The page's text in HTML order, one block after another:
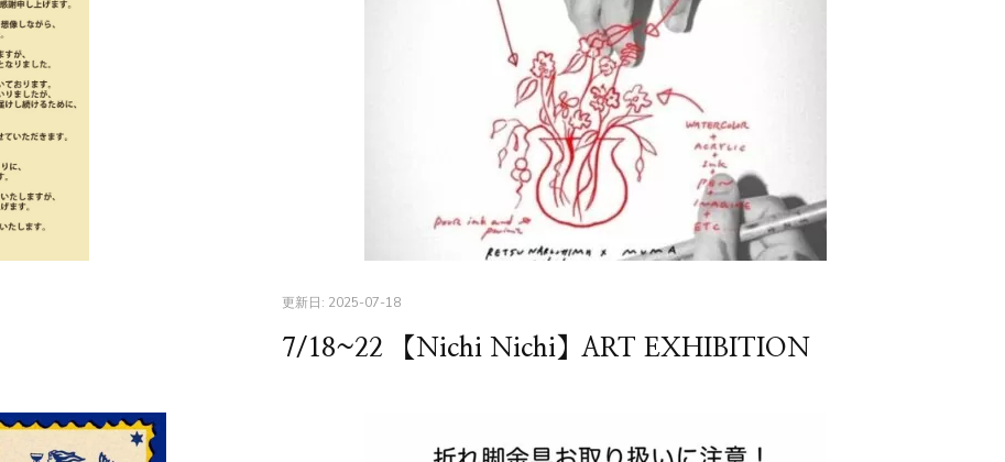
更新日: 2025-07-18
7/18~22 【Nichi Nichi】ART EXHIBITION